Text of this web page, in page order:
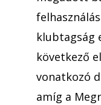
klubtagság
következő
vonatkozó
amíg a